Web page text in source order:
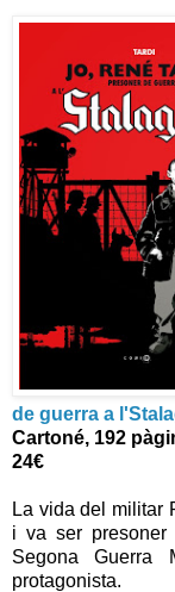
de guerra a
Cartoné, 192
24€
La vida del militar
i va ser presoner
Segona
protagonista.